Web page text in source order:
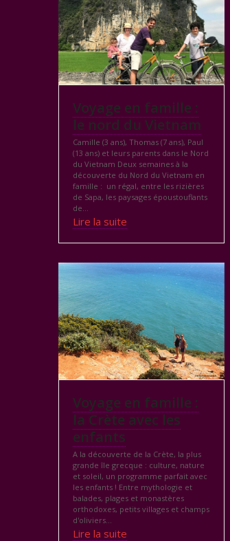
Voyage en famille :
le nord du Vietnam
Camille (3 ans), Thomas (7 ans), Paul
(13 ans) et leurs parents dans le Nord
du Vietnam Deux semaines à la
découverte du Nord du Vietnam en
famille : un régal, entre les rizières
de Sapa, les paysages époustouflants
de…
Lire la suite
Voyage en famille :
la Crète avec les
enfants
A la découverte de la Crète, la plus
grande île grecque : culture, nature
et soleil, un programme parfait avec
les enfants ! Entre mythologie et
balades, plages et monastères
orthodoxes, petits villages et champs
d'oliviers...
Lire la suite